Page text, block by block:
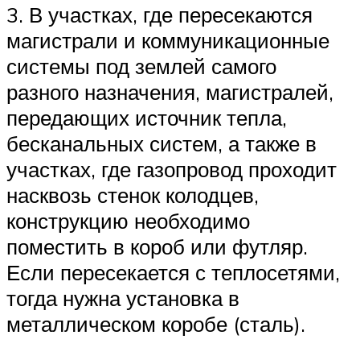
3. В участках, где пересекаются
магистрали и коммуникационные
системы под землей самого
разного назначения, магистралей,
передающих источник тепла,
бесканальных систем, а также в
участках, где газопровод проходит
насквозь стенок колодцев,
конструкцию необходимо
поместить в короб или футляр.
Если пересекается с теплосетями,
тогда нужна установка в
металлическом коробе (сталь).